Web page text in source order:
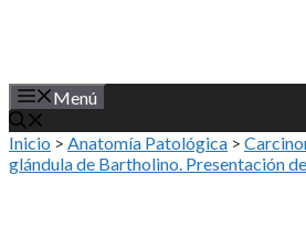
Menú
Inicio > Anatomía Patológica >
glándula de Bartholino. Presentación